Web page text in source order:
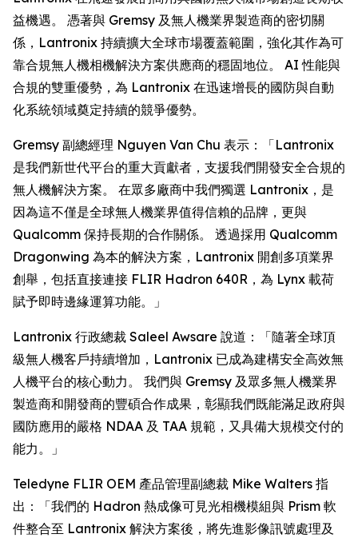
益機遇。 憑著與 Gremsy 及無人機業界製造商的密切關
係，Lantronix 持續擴大全球市場覆蓋範圍，強化其作為可
靠合規無人機相機解決方案供應商的穩固地位。 AI 性能與
合規的雙重優勢，為 Lantronix 在迅速增長的國防與自動
化系統領域奠定持續的競爭優勢。
Gremsy 副總經理 Nguyen Van Chu 表示：「Lantronix
是我們新世代平台的重大貢獻者，支援我們開發安全合規的
無人機解決方案。 在眾多廠商中我們獨選 Lantronix，是
因為這不僅是全球無人機業界值得信賴的品牌，更與
Qualcomm 保持長期的合作關係。 透過採用 Qualcomm
Dragonwing 為本的解決方案，Lantronix 開創多項業界
創舉，包括直接連接 FLIR Hadron 640R，為 Lynx 載荷
賦予即時邊緣運算功能。」
Lantronix 行政總裁 Saleel Awsare 說道：「隨著全球頂
級無人機客戶持續增加，Lantronix 已成為建構安全高效無
人機平台的核心動力。 我們與 Gremsy 及眾多無人機業界
製造商和開發商的豐碩合作成果，彰顯我們既能滿足政府與
國防應用的嚴格 NDAA 及 TAA 規範，又具備大規模交付的
能力。」
Teledyne FLIR OEM 產品管理副總裁 Mike Walters 指
出：「我們的 Hadron 熱成像可見光相機模組與 Prism 軟
件整合至 Lantronix 解決方案後，將先進影像訊號處理及